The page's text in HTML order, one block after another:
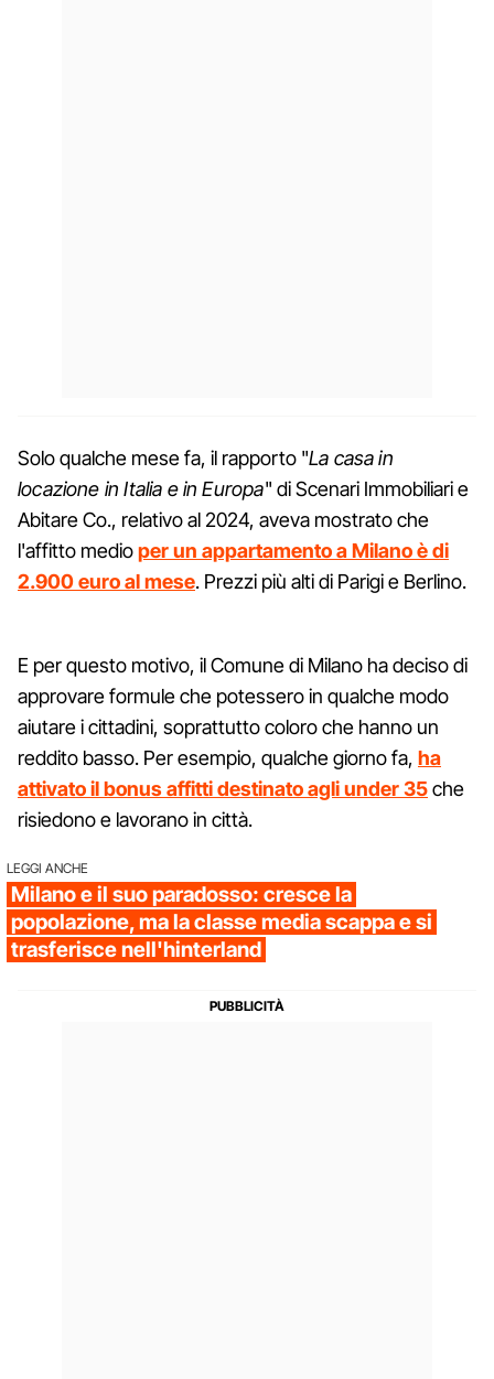
Solo qualche mese fa, il rapporto "La casa in
locazione in Italia e in Europa" di Scenari Immobiliari e
Abitare Co., relativo al 2024, aveva mostrato che
l'affitto medioper un appartamento a Milano è di
2.900 euro al mese. Prezzi più alti di Parigi e Berlino.
E per questo motivo, il Comune di Milano ha deciso di
approvare formule che potessero in qualche modo
aiutare i cittadini, soprattutto coloro che hanno un
reddito basso. Per esempio, qualche giorno fa, ha
attivato il bonus affitti destinato agli under 35che
risiedono e lavorano in città.
LEGGI ANCHE
Milano e il suo paradosso: cresce la
popolazione, ma la classe media scappa e si
trasferisce nell'hinterland